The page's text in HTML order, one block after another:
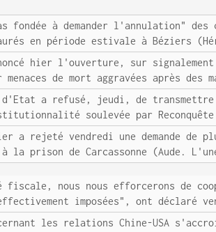
à demander l'annulation" des
en période estivale à Béziers
hier l'ouverture, sur
de mort aggravées après des
a refusé, jeudi, de transmettre
soulevée par
rejeté vendredi une demande de
la prison de Carcassonne (Aude.
nous nous efforcerons de
imposées", ont déclaré
les relations Chine-USA